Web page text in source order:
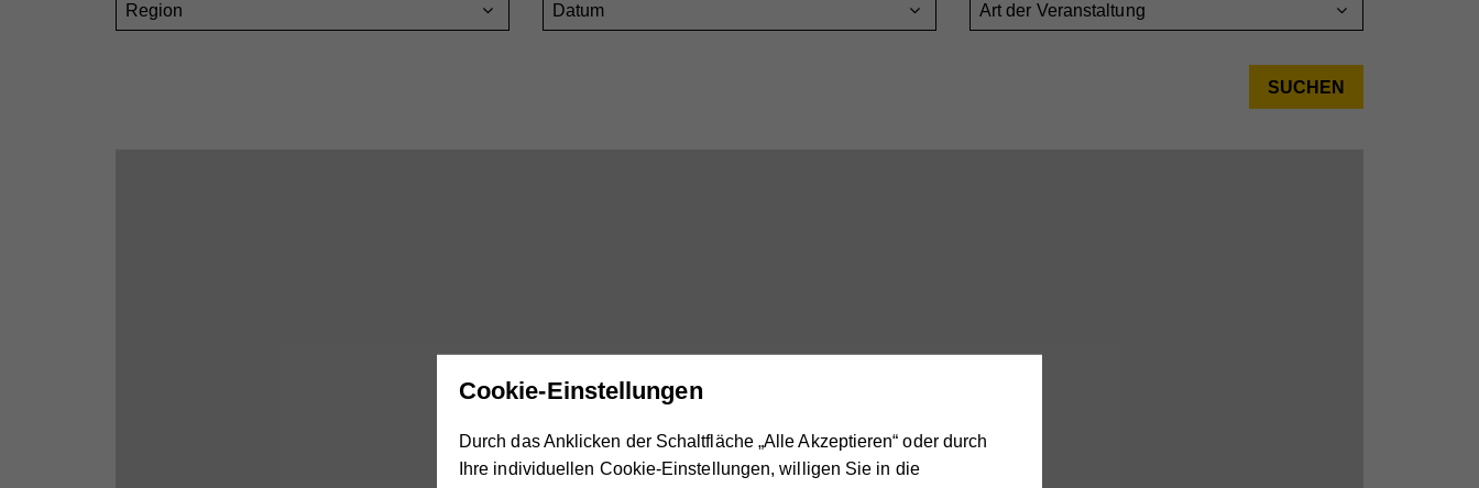
Region Datum Art der Veranstaltung
Cookie-Einstellungen
Durch das Anklicken der Schaltfläche „Alle Akzeptieren“ oder durch
Ihre individuellen Cookie-Einstellungen, willigen Sie in die